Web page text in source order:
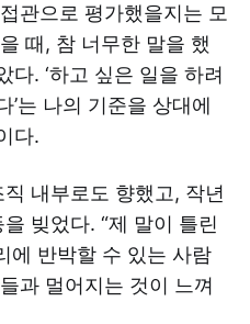
관으로 평가했을지는 모
때, 참 너무한 말을 했
다. ‘하고 싶은 일을 하려
’는 나의 기준을 상대에
다.
내부로도 향했고, 작년
빚었다. “제 말이 틀린
에 반박할 수 있는 사람
과 멀어지는 것이 느껴